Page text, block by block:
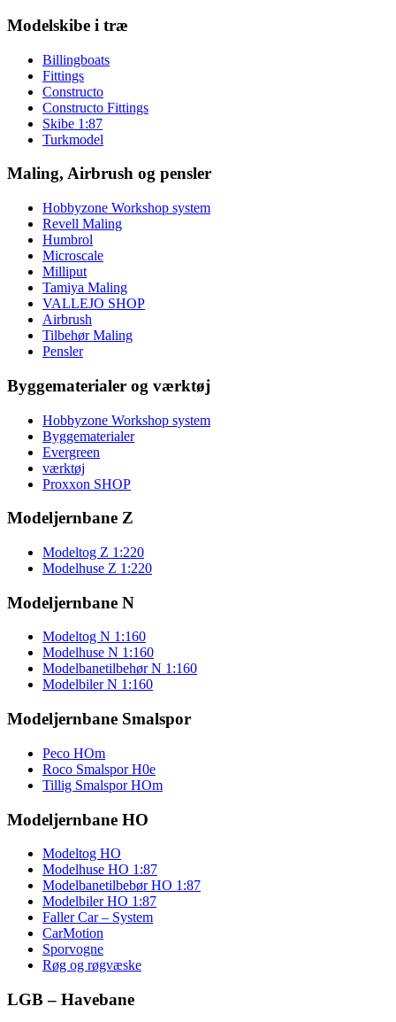
Modelskibe i træ
Billingboats
Fittings
Constructo
Constructo Fittings
Skibe 1:87
Turkmodel
Maling, Airbrush og pensler
Hobbyzone Workshop system
Revell Maling
Humbrol
Microscale
Milliput
Tamiya Maling
VALLEJO SHOP
Airbrush
Tilbehør Maling
Pensler
Byggematerialer og værktøj
Hobbyzone Workshop system
Byggematerialer
Evergreen
værktøj
Proxxon SHOP
Modeljernbane Z
Modeltog Z 1:220
Modelhuse Z 1:220
Modeljernbane N
Modeltog N 1:160
Modelhuse N 1:160
Modelbanetilbehør N 1:160
Modelbiler N 1:160
Modeljernbane Smalspor
Peco HOm
Roco Smalspor H0e
Tillig Smalspor HOm
Modeljernbane HO
Modeltog HO
Modelhuse HO 1:87
Modelbanetilbebør HO 1:87
Modelbiler HO 1:87
Faller Car – System
CarMotion
Sporvogne
Røg og røgvæske
LGB – Havebane